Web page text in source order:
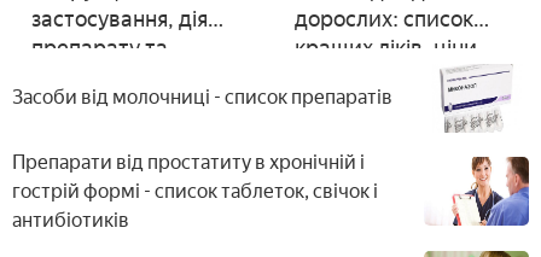
застосування, дія
препарату та
дорослих: список
кращих ліків, ціни,
Засоби від молочниці - список препаратів
Препарати від простатиту в хронічній і
гострій формі - список таблеток, свічок і
антибіотиків